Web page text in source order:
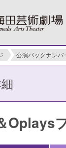
公演バックナンバ
Oplays